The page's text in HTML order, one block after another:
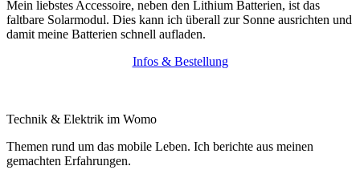
Mein liebstes Accessoire, neben den Lithium Batterien, ist das
faltbare Solarmodul. Dies kann ich überall zur Sonne ausrichten und
damit meine Batterien schnell aufladen.
Infos & Bestellung
Technik & Elektrik im Womo
Themen rund um das mobile Leben. Ich berichte aus meinen
gemachten Erfahrungen.